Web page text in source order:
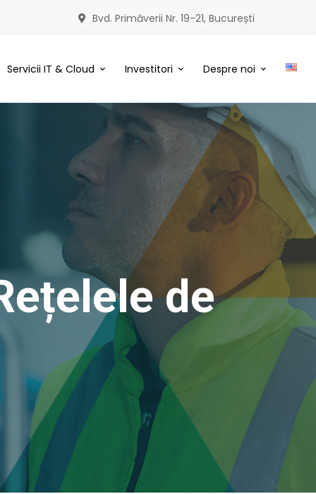
Bvd. Primăverii Nr. 19-21, București
Servicii IT & Cloud Investitori Despre noi
de